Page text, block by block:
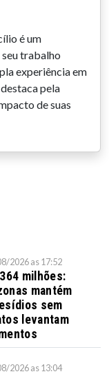
é um
trabalho
experiência em
pela
de suas
2026 as 17:52
milhões:
mantém
sem
levantam
2026 as 13:04